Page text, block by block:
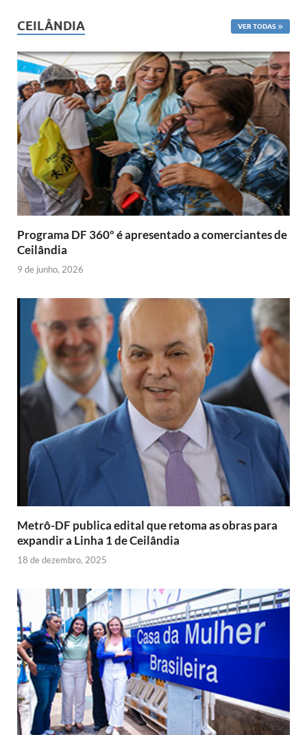
CEILÂNDIA VER TODAS
Programa DF 360º é apresentado a comerciantes de
Ceilândia
9 de junho, 2026
Metrô-DF publica edital que retoma as obras para
expandir a Linha 1 de Ceilândia
18 de dezembro, 2025